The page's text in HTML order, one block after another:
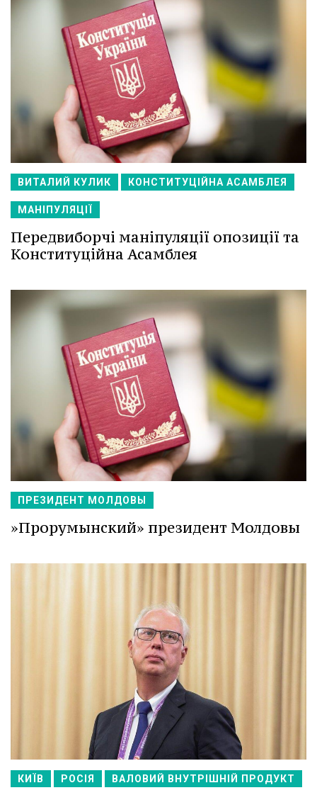
ВИТАЛИЙ КУЛИК КОНСТИТУЦІЙНА АСАМБЛЕЯ
МАНІПУЛЯЦІЇ
Передвиборчі маніпуляції опозиції та
Конституційна Асамблея
ПРЕЗИДЕНТ МОЛДОВЫ
»Прорумынский» президент Молдовы
КИЇВ РОСІЯ ВАЛОВИЙ ВНУТРІШНІЙ ПРОДУКТ